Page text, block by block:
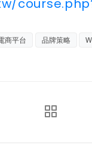
商平台 品牌策略